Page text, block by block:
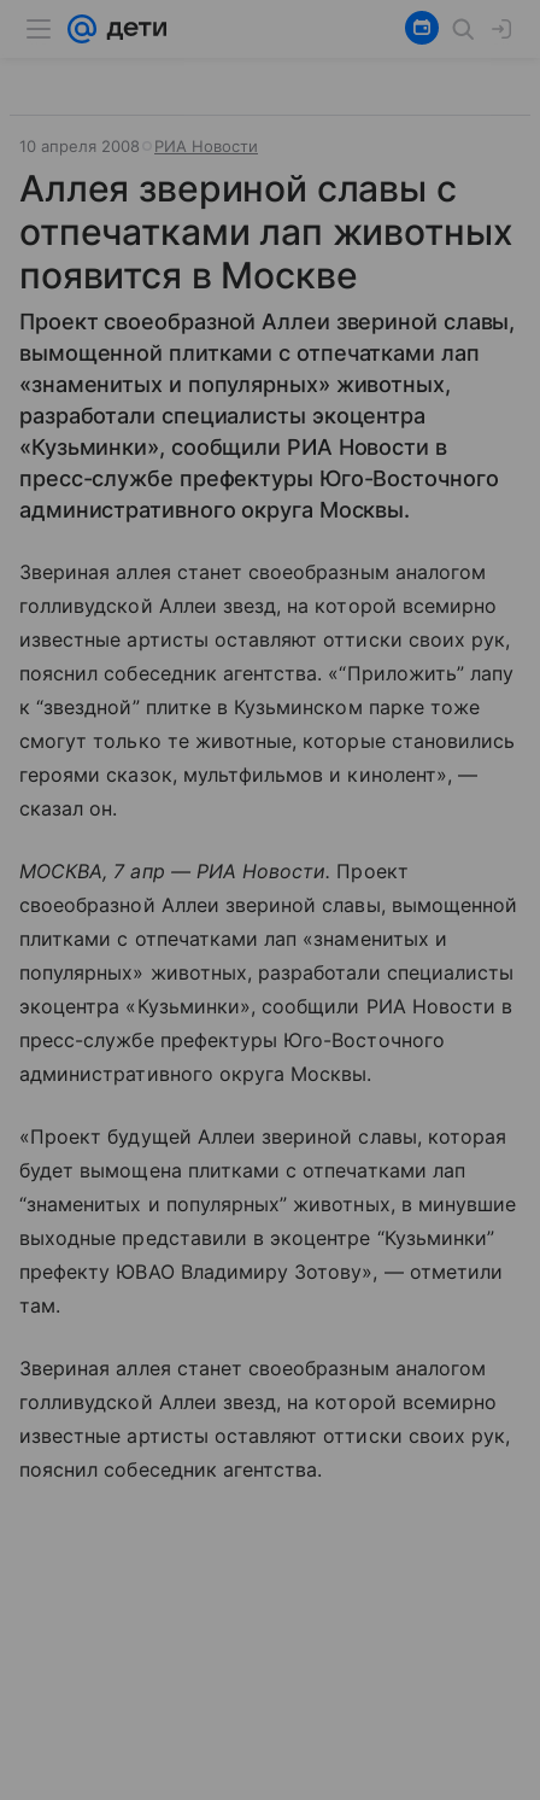
10 апреля 2008 РИА Новости
Аллея звериной славы с
отпечатками лап животных
появится в Москве
Проект своеобразной Аллеи звериной славы,
вымощенной плитками с отпечатками лап
«знаменитых и популярных» животных,
разработали специалисты экоцентра
«Кузьминки», сообщили РИА Новости в
пресс-службе префектуры Юго-Восточного
административного округа Москвы.
Звериная аллея станет своеобразным аналогом
голливудской Аллеи звезд, на которой всемирно
известные артисты оставляют оттиски своих рук,
пояснил собеседник агентства. «“Приложить” лапу
к “звездной” плитке в Кузьминском парке тоже
смогут только те животные, которые становились
героями сказок, мультфильмов и кинолент», —
сказал он.
МОСКВА, 7 апр — РИА Новости. Проект
своеобразной Аллеи звериной славы, вымощенной
плитками с отпечатками лап «знаменитых и
популярных» животных, разработали специалисты
экоцентра «Кузьминки», сообщили РИА Новости в
пресс-службе префектуры Юго-Восточного
административного округа Москвы.
«Проект будущей Аллеи звериной славы, которая
будет вымощена плитками с отпечатками лап
“знаменитых и популярных” животных, в минувшие
выходные представили в экоцентре “Кузьминки”
префекту ЮВАО Владимиру Зотову», — отметили
там.
Звериная аллея станет своеобразным аналогом
голливудской Аллеи звезд, на которой всемирно
известные артисты оставляют оттиски своих рук,
пояснил собеседник агентства.